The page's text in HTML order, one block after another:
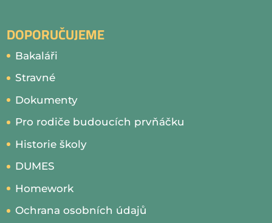
DOPORUČUJEME
Bakaláři
Stravné
Dokumenty
Pro rodiče budoucích prvňáčku
Historie školy
DUMES
Homework
Ochrana osobních údajů